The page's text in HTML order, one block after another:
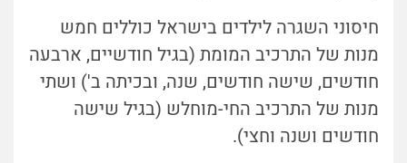
חיסוני השגרה לילדים בישראל כוללים חמש
מנות של התרכיב המומת (בגיל חודשיים, ארבעה
חודשים, שישה חודשים, שנה, ובכיתה ב') ושתי
מנות של התרכיב החי-מוחלש (בגיל שישה
חודשים ושנה וחצי).